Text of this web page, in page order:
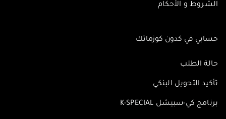
الشروط و الأحكام
حسابي في كدون كوزماتك
حالة الطلب
تأكيد التحويل البنكي
برنامج كي-سبيشل K-SPECIAL